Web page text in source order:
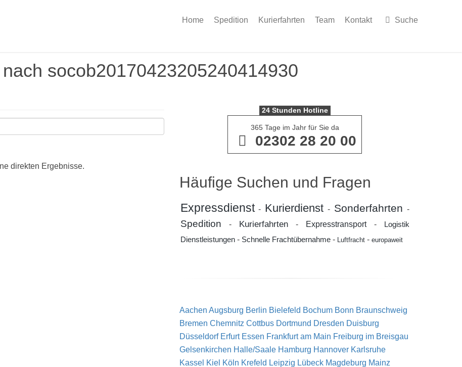
Home Spedition Kurierfahrten Team Kontakt Suche
socob20170423205240414930
direkten Ergebnisse.
24 Stunden Hotline
365 Tage im Jahr für Sie da
02302 28 20 00
Häufige Suchen und Fragen
Expressdienst- Kurierdienst - Sonderfahrten -
Spedition - Kurierfahrten- Expresstransport-
Logistik
Dienstleistungen- Schnelle Frachtübernahme- Luftfracht- europaweit
Aachen Augsburg Berlin Bielefeld Bochum Bonn Braunschweig
Bremen Chemnitz Cottbus Dortmund Dresden Duisburg
Düsseldorf Erfurt Essen Frankfurt am Main Freiburg im Breisgau
Gelsenkirchen Halle/Saale Hamburg Hannover Karlsruhe
Kassel Kiel Köln Krefeld Leipzig Lübeck Magdeburg Mainz